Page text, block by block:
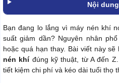
Nội
Bạn đang lo lắng vì máy nén khí
suất giảm dần? Nguyên nhân
hoặc quá hạn thay. Bài viết này
nén khíđúng kỹ thuật, từ A đến
tiết kiệm chi phí và kéo dài tuổi thọ